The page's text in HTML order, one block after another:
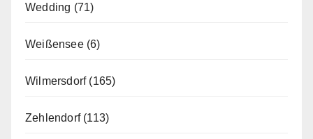
Wedding (71)
Weißensee(6)
Wilmersdorf(165)
Zehlendorf(113)